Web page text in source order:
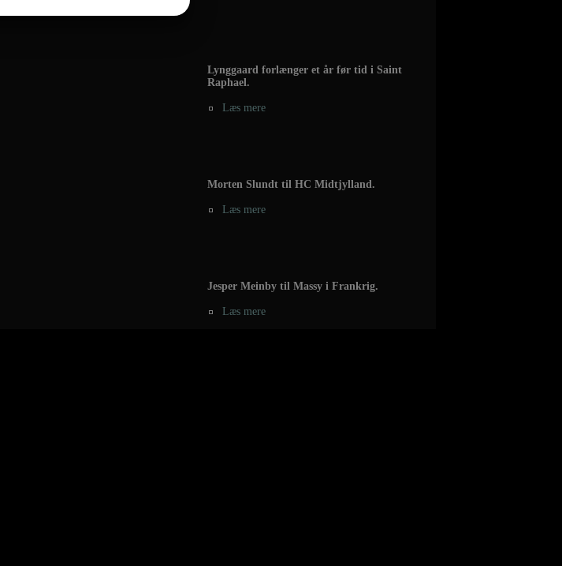
Lynggaard forlænger et år før tid i Saint
Raphael.
Læs mere
Morten Slundt til HC Midtjylland.
Læs mere
Jesper Meinby til Massy i Frankrig.
Læs mere